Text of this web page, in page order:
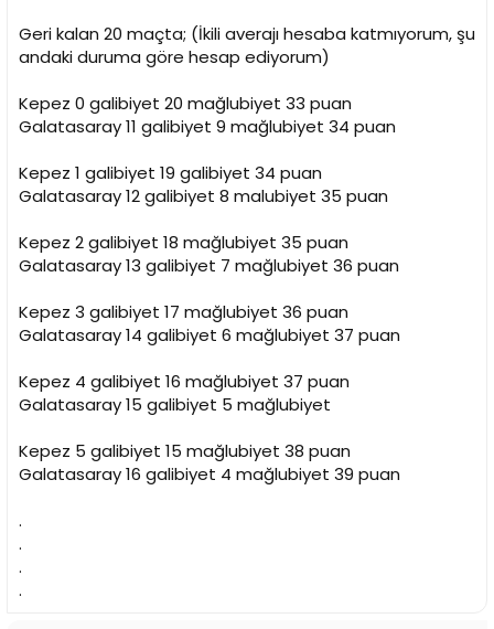
Geri kalan 20 maçta; (İkili averajı hesaba katmıyorum, şu
andaki duruma göre hesap ediyorum)
Kepez 0 galibiyet 20 mağlubiyet 33 puan
Galatasaray 11 galibiyet 9 mağlubiyet 34 puan
Kepez 1 galibiyet 19 galibiyet 34 puan
Galatasaray 12 galibiyet 8 malubiyet 35 puan
Kepez 2 galibiyet 18 mağlubiyet 35 puan
Galatasaray 13 galibiyet 7 mağlubiyet 36 puan
Kepez 3 galibiyet 17 mağlubiyet 36 puan
Galatasaray 14 galibiyet 6 mağlubiyet 37 puan
Kepez 4 galibiyet 16 mağlubiyet 37 puan
Galatasaray 15 galibiyet 5 mağlubiyet
Kepez 5 galibiyet 15 mağlubiyet 38 puan
Galatasaray 16 galibiyet 4 mağlubiyet 39 puan
.
.
.
.